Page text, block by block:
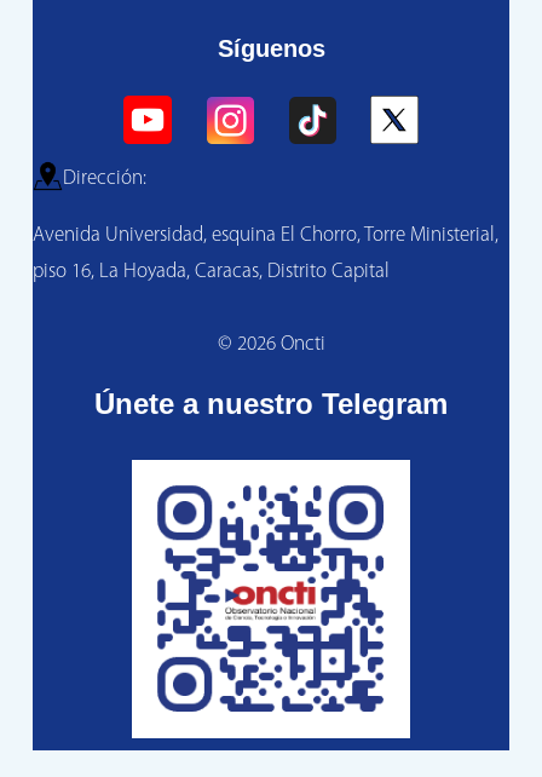
Síguenos
Dirección:
Avenida Universidad, esquina El Chorro, Torre Ministerial,
piso 16, La Hoyada, Caracas, Distrito Capital
© 2026 Oncti
Únete a nuestro Telegram